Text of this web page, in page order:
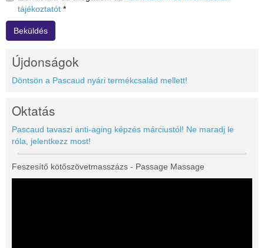
tájékoztatót *
Beküldés
Újdonságok
Döntsön a Pascaud nyári termékcsalád mellett!
Oktatás
Pascaud tavaszi anti-aging képzés márciustól! Ne maradj le
róla, jelentkezz most!
Feszesítő kötőszövetmasszázs - Passage Massage